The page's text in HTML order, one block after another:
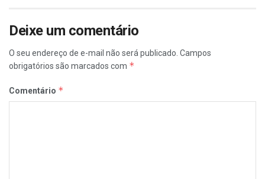
Deixe um comentário
O seu endereço de e-mail não será publicado. Campos
obrigatórios são marcados com *
Comentário *